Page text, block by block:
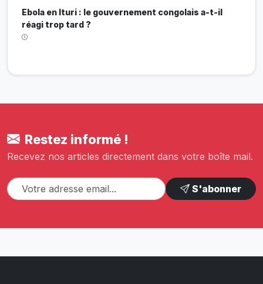
Ebola en Ituri : le gouvernement congolais a-t-il
réagi trop tard ?
Restez informé !
Recevez nos articles directement dans votre boîte mail.
S'abonner